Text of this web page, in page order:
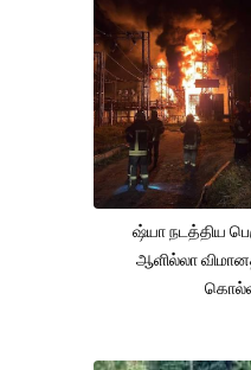
ஷ்யா நடத்திய
ஆளில்லா